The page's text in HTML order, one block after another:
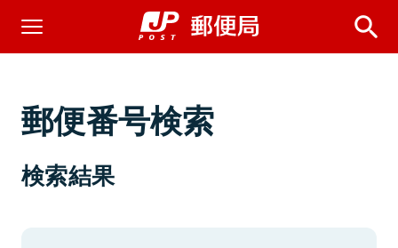
郵便番号検索
検索結果